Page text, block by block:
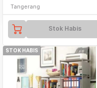
Tangerang
Stok Habis
STOK HABIS